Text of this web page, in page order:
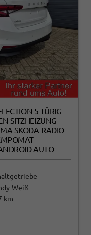
5-TÜRIG
SITZHEIZUNG
SKODA-RADIO
AUTO
Weiß
km